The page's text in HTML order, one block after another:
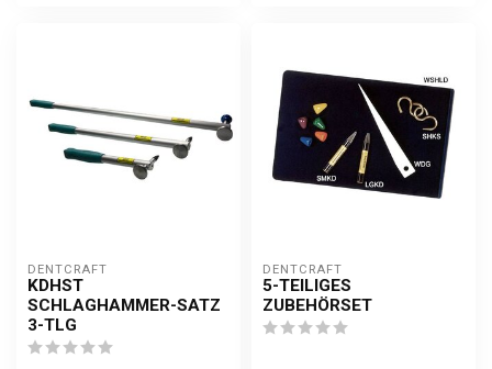
DENTCRAFT
KDHST
SCHLAGHAMMER-SATZ
3-TLG
DENTCRAFT
5-TEILIGES
ZUBEHÖRSET